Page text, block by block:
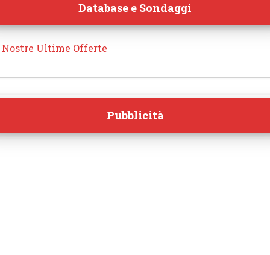
Database e Sondaggi
Nostre Ultime Offerte
Pubblicità